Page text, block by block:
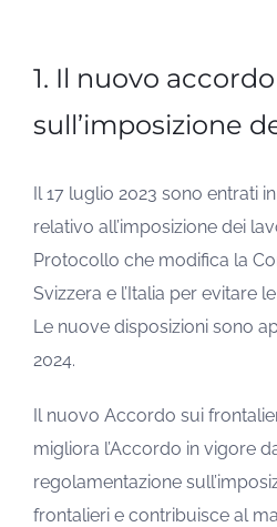
1. Il nuovo accordo
sull’imposizione
Il 17 luglio 2023 sono entrati
relativo all’imposizione dei
Protocollo che modifica la
Svizzera e l’Italia per evitare
Le nuove disposizioni sono
2024.
Il nuovo Accordo sui
migliora l’Accordo in vigore
regolamentazione
frontalieri e contribuisce al